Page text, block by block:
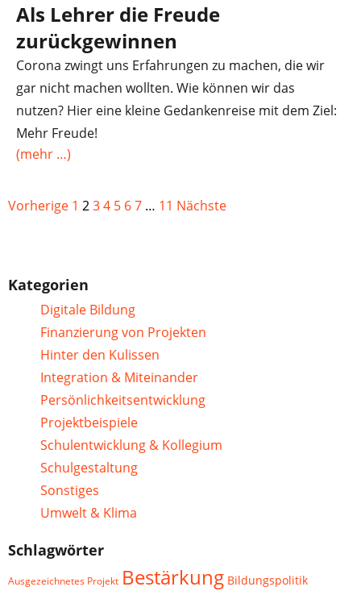
Als Lehrer die Freude
zurückgewinnen
Corona zwingt uns Erfahrungen zu machen, die wir
gar nicht machen wollten. Wie können wir das
nutzen? Hier eine kleine Gedankenreise mit dem Ziel:
Mehr Freude!
(mehr …)
Vorherige 1 234 5 67 … 11 Nächste
Kategorien
Digitale Bildung
Finanzierung von Projekten
Hinter den Kulissen
Integration & Miteinander
Persönlichkeitsentwicklung
Projektbeispiele
Schulentwicklung & Kollegium
Schulgestaltung
Sonstiges
Umwelt & Klima
Schlagwörter
Ausgezeichnetes Projekt Bestärkung Bildungspolitik